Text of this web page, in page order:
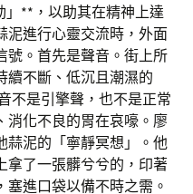
**，以助其在精神上達
泥進行心靈交流時，外面
號。首先是聲音。街上所
續不斷、低沉且潮濕的
不是引擎聲，也不是正常
消化不良的胃在哀嚎。廖
蒜泥的「寧靜冥想」。他
拿了一張髒兮兮的，印著
塞進口袋以備不時之需。